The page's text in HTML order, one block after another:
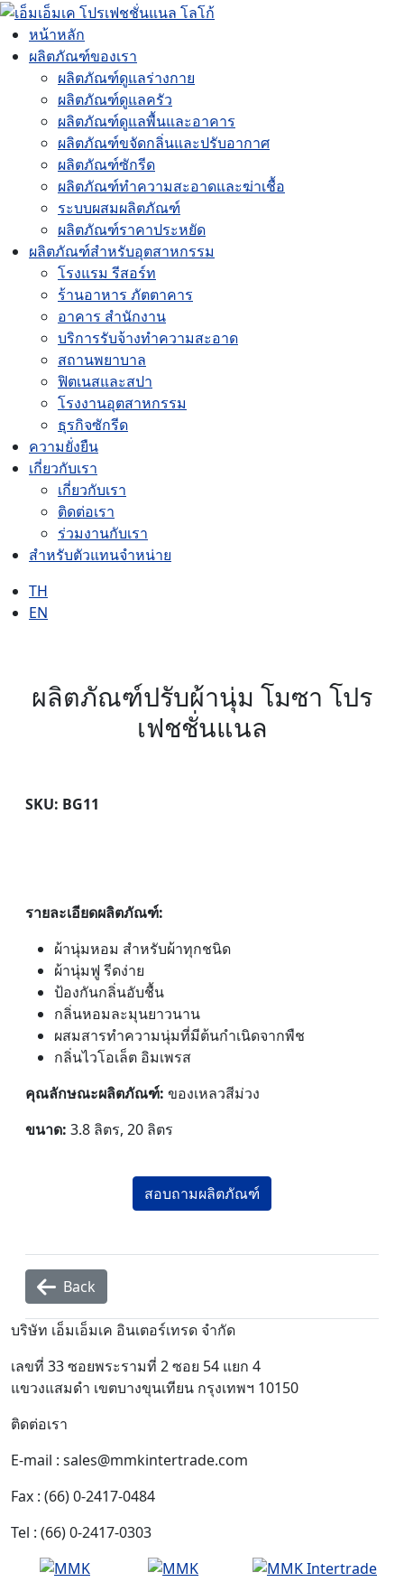
หน้าหลัก
ผลิตภัณฑ์ของเรา
ผลิตภัณฑ์ดูแลร่างกาย
ผลิตภัณฑ์ดูแลครัว
ผลิตภัณฑ์ดูแลพื้นและอาคาร
ผลิตภัณฑ์ขจัดกลิ่นและปรับอากาศ
ผลิตภัณฑ์ซักรีด
ผลิตภัณฑ์ทำความสะอาดและฆ่าเชื้อ
ระบบผสมผลิตภัณฑ์
ผลิตภัณฑ์ราคาประหยัด
ผลิตภัณฑ์สำหรับอุตสาหกรรม
โรงแรม รีสอร์ท
ร้านอาหาร ภัตตาคาร
อาคาร สำนักงาน
บริการรับจ้างทำความสะอาด
สถานพยาบาล
ฟิตเนสและสปา
โรงงานอุตสาหกรรม
ธุรกิจซักรีด
ความยั่งยืน
เกี่ยวกับเรา
เกี่ยวกับเรา
ติดต่อเรา
ร่วมงานกับเรา
สำหรับตัวแทนจำหน่าย
TH
EN
ผลิตภัณฑ์ปรับผ้านุ่ม โมซา โปร
เฟชชั่นแนล
SKU: BG11
รายละเอียดผลิตภัณฑ์:
ผ้านุ่มหอม สำหรับผ้าทุกชนิด
ผ้านุ่มฟู รีดง่าย
ป้องกันกลิ่นอับชื้น
กลิ่นหอมละมุนยาวนาน
ผสมสารทำความนุ่มที่มีต้นกำเนิดจากพืช
กลิ่นไวโอเล็ต อิมเพรส
คุณลักษณะผลิตภัณฑ์: ของเหลวสีม่วง
ขนาด: 3.8 ลิตร, 20 ลิตร
สอบถามผลิตภัณฑ์
Back
บริษัท เอ็มเอ็มเค อินเตอร์เทรด จำกัด
เลขที่ 33 ซอยพระรามที่ 2 ซอย 54 แยก 4
แขวงแสมดำ เขตบางขุนเทียน กรุงเทพฯ 10150
ติดต่อเรา
E-mail : sales@mmkintertrade.com
Fax : (66) 0-2417-0484
Tel : (66) 0-2417-0303